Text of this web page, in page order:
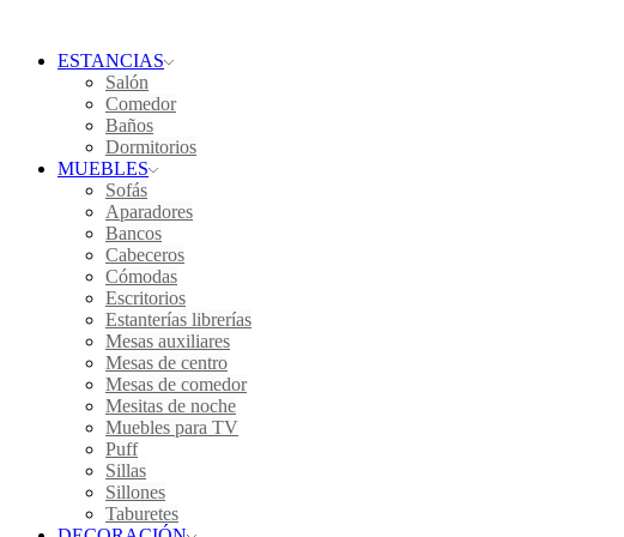
ESTANCIAS
Salón
Comedor
Baños
Dormitorios
MUEBLES
Sofás
Aparadores
Bancos
Cabeceros
Cómodas
Escritorios
Estanterías librerías
Mesas auxiliares
Mesas de centro
Mesas de comedor
Mesitas de noche
Muebles para TV
Puff
Sillas
Sillones
Taburetes